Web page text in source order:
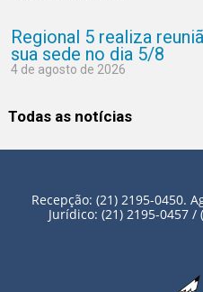
Regional 5 realiza
sua sede no dia 5/8
4 de agosto de 2026
Todas as notícias
Recepção: (21) 2195-0450.
Jurídico: (21) 2195-0457 /